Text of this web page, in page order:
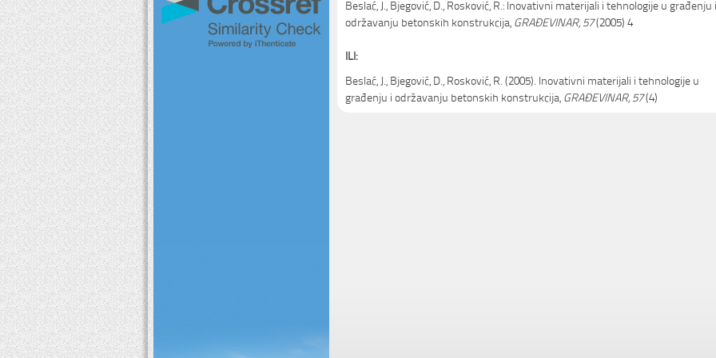
Beslać, J., Bjegović, D., Rosković, R.: Inovativni materijali i tehnologije u građenju i
održavanju betonskih konstrukcija, GRAĐEVINAR, 57(2005) 4
ILI:
Beslać, J., Bjegović, D., Rosković, R. (2005). Inovativni materijali i tehnologije u
građenju i održavanju betonskih konstrukcija, GRAĐEVINAR, 57(4)